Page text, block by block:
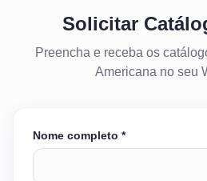
Solicitar
Preencha e receba os
Americana no seu
Nome completo *